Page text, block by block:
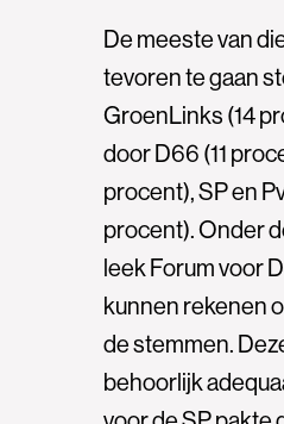
De meeste van
tevoren te gaan
GroenLinks (14
door D66 (11
procent), SP en
procent). Onder
leek Forum voor
kunnen rekenen
de stemmen.
behoorlijk